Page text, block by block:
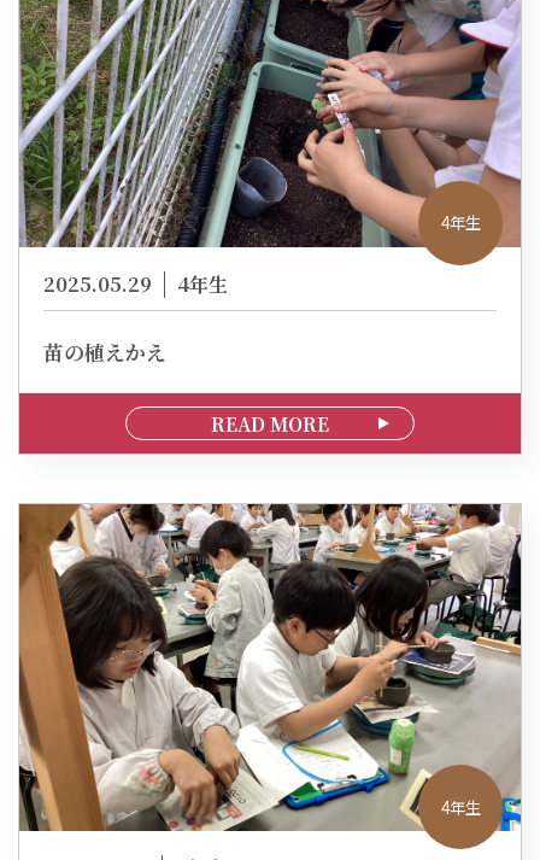
4年生
2025.05.29 4年生
苗の植えかえ
READ MORE
4年生